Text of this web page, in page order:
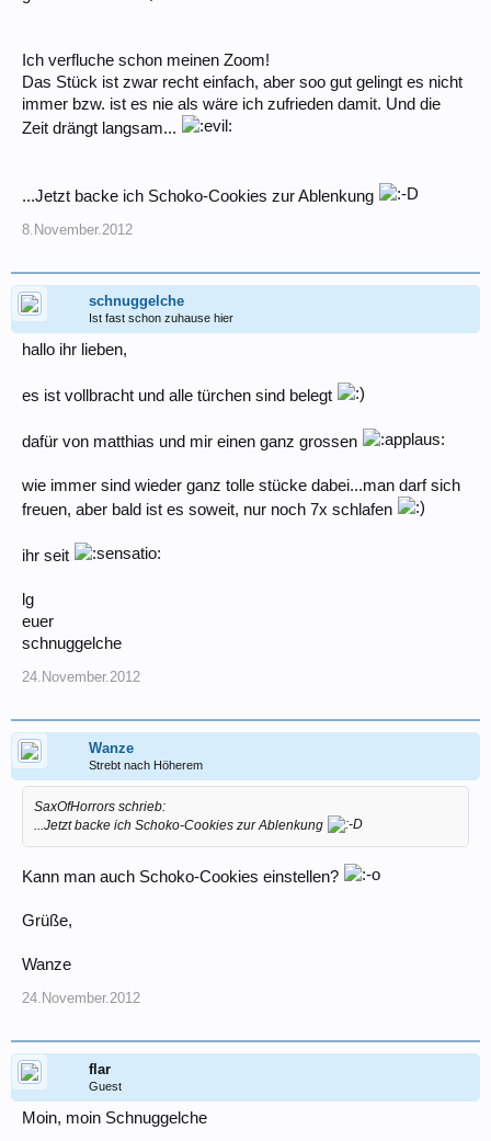
Ich verfluche schon meinen Zoom!
Das Stück ist zwar recht einfach, aber soo gut gelingt es nicht
immer bzw. ist es nie als wäre ich zufrieden damit. Und die
Zeit drängt langsam...
...Jetzt backe ich Schoko-Cookies zur Ablenkung
8.November.2012
schnuggelche
Ist fast schon zuhause hier
hallo ihr lieben,
es ist vollbracht und alle türchen sind belegt
dafür von matthias und mir einen ganz grossen
wie immer sind wieder ganz tolle stücke dabei...man darf sich
freuen, aber bald ist es soweit, nur noch 7x schlafen
ihr seit
lg
euer
schnuggelche
24.November.2012
Wanze
Strebt nach Höherem
SaxOfHorrors schrieb:
...Jetzt backe ich Schoko-Cookies zur Ablenkung
Kann man auch Schoko-Cookies einstellen?
Grüße,
Wanze
24.November.2012
flar
Guest
Moin, moin Schnuggelche